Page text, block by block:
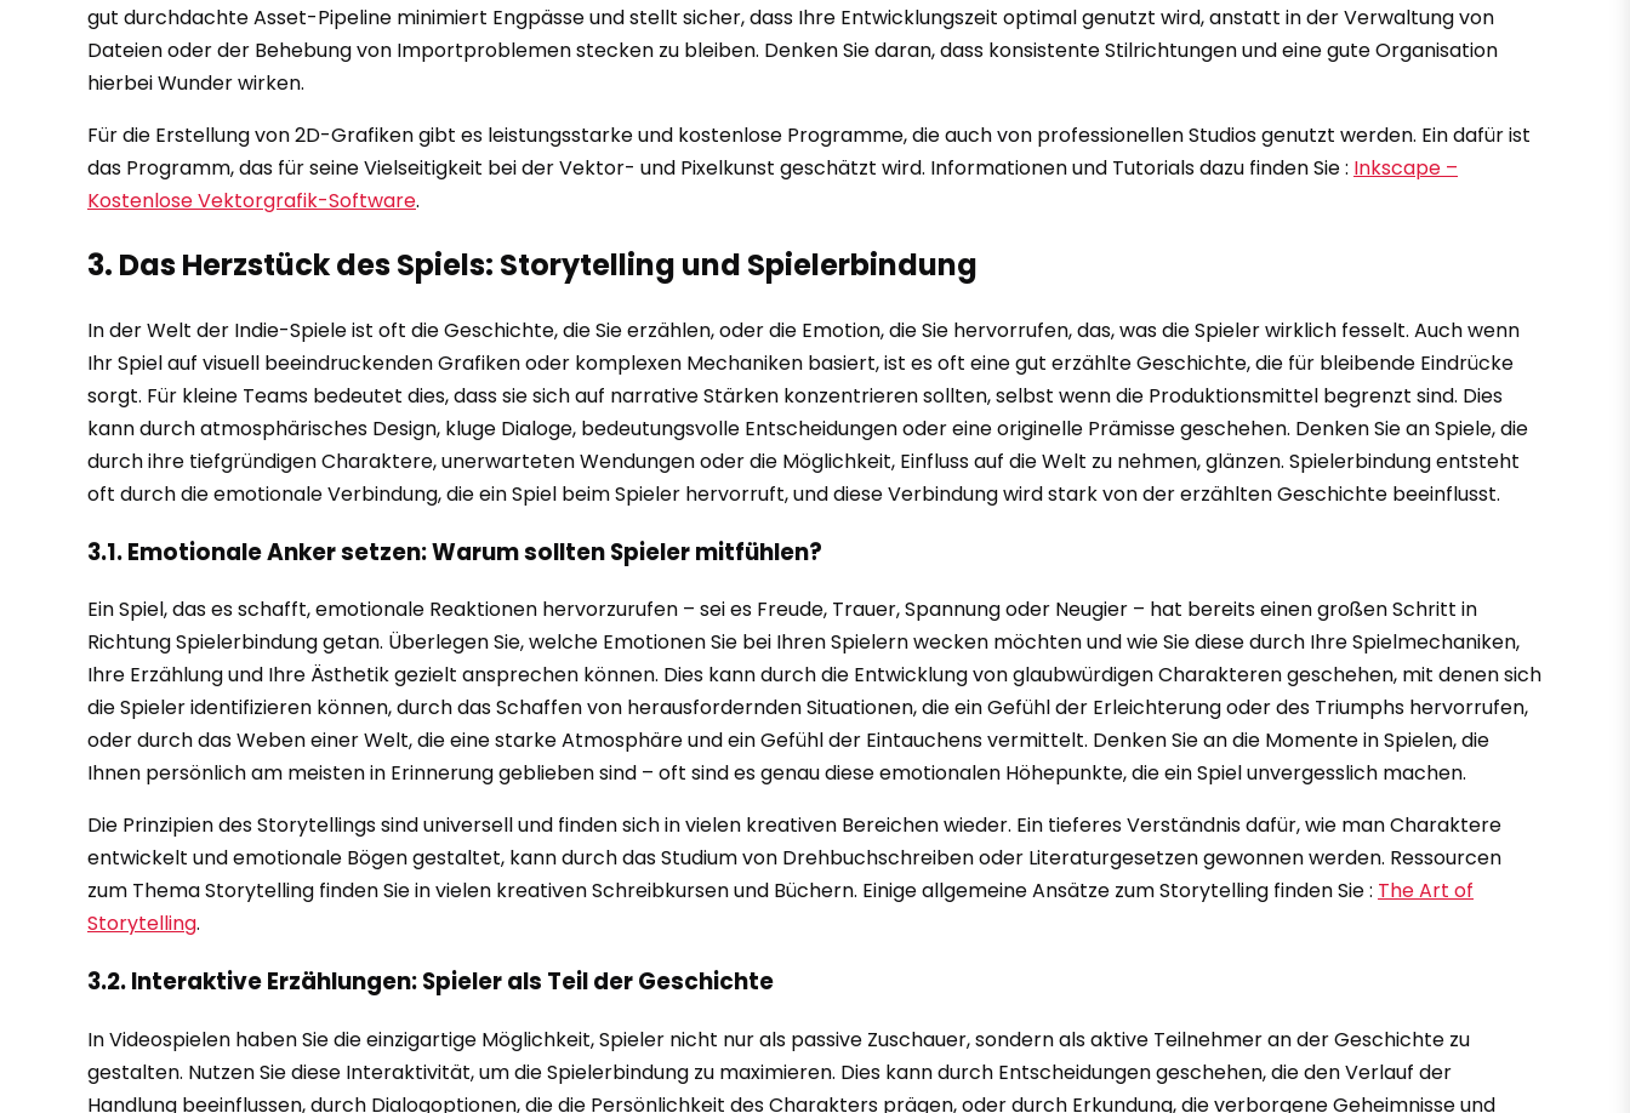
gut durchdachte Asset-Pipeline minimiert Engpässe und stellt sicher, dass Ihre Entwicklungszeit optimal genutzt wird, anstatt in der Verwaltung von
Dateien oder der Behebung von Importproblemen stecken zu bleiben. Denken Sie daran, dass konsistente Stilrichtungen und eine gute Organisation
hierbei Wunder wirken.
Für die Erstellung von 2D-Grafiken gibt es leistungsstarke und kostenlose Programme, die auch von professionellen Studios genutzt werden. Ein dafür ist
das Programm, das für seine Vielseitigkeit bei der Vektor- und Pixelkunst geschätzt wird. Informationen und Tutorials dazu finden Sie : Inkscape –
Kostenlose Vektorgrafik-Software.
3. Das Herzstück des Spiels: Storytelling und Spielerbindung
In der Welt der Indie-Spiele ist oft die Geschichte, die Sie erzählen, oder die Emotion, die Sie hervorrufen, das, was die Spieler wirklich fesselt. Auch wenn
Ihr Spiel auf visuell beeindruckenden Grafiken oder komplexen Mechaniken basiert, ist es oft eine gut erzählte Geschichte, die für bleibende Eindrücke
sorgt. Für kleine Teams bedeutet dies, dass sie sich auf narrative Stärken konzentrieren sollten, selbst wenn die Produktionsmittel begrenzt sind. Dies
kann durch atmosphärisches Design, kluge Dialoge, bedeutungsvolle Entscheidungen oder eine originelle Prämisse geschehen. Denken Sie an Spiele, die
durch ihre tiefgründigen Charaktere, unerwarteten Wendungen oder die Möglichkeit, Einfluss auf die Welt zu nehmen, glänzen. Spielerbindung entsteht
oft durch die emotionale Verbindung, die ein Spiel beim Spieler hervorruft, und diese Verbindung wird stark von der erzählten Geschichte beeinflusst.
3.1. Emotionale Anker setzen: Warum sollten Spieler mitfühlen?
Ein Spiel, das es schafft, emotionale Reaktionen hervorzurufen – sei es Freude, Trauer, Spannung oder Neugier – hat bereits einen großen Schritt in
Richtung Spielerbindung getan. Überlegen Sie, welche Emotionen Sie bei Ihren Spielern wecken möchten und wie Sie diese durch Ihre Spielmechaniken,
Ihre Erzählung und Ihre Ästhetik gezielt ansprechen können. Dies kann durch die Entwicklung von glaubwürdigen Charakteren geschehen, mit denen sich
die Spieler identifizieren können, durch das Schaffen von herausfordernden Situationen, die ein Gefühl der Erleichterung oder des Triumphs hervorrufen,
oder durch das Weben einer Welt, die eine starke Atmosphäre und ein Gefühl der Eintauchens vermittelt. Denken Sie an die Momente in Spielen, die
Ihnen persönlich am meisten in Erinnerung geblieben sind – oft sind es genau diese emotionalen Höhepunkte, die ein Spiel unvergesslich machen.
Die Prinzipien des Storytellings sind universell und finden sich in vielen kreativen Bereichen wieder. Ein tieferes Verständnis dafür, wie man Charaktere
entwickelt und emotionale Bögen gestaltet, kann durch das Studium von Drehbuchschreiben oder Literaturgesetzen gewonnen werden. Ressourcen
zum Thema Storytelling finden Sie in vielen kreativen Schreibkursen und Büchern. Einige allgemeine Ansätze zum Storytelling finden Sie : The Art of
Storytelling.
3.2. Interaktive Erzählungen: Spieler als Teil der Geschichte
In Videospielen haben Sie die einzigartige Möglichkeit, Spieler nicht nur als passive Zuschauer, sondern als aktive Teilnehmer an der Geschichte zu
gestalten. Nutzen Sie diese Interaktivität, um die Spielerbindung zu maximieren. Dies kann durch Entscheidungen geschehen, die den Verlauf der
Handlung beeinflussen, durch Dialogoptionen, die die Persönlichkeit des Charakters prägen, oder durch Erkundung, die verborgene Geheimnisse und